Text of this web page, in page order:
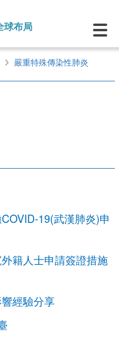
球布局
嚴重特殊傳染性肺炎
19(武漢肺炎)申
籍人士申請簽證措施
經驗分享